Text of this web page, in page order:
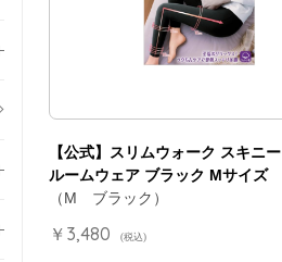
【公式】スリムウォーク スキニー
ルームウェア ブラック Mサイズ
（M ブラック）
￥3,480 (税込)